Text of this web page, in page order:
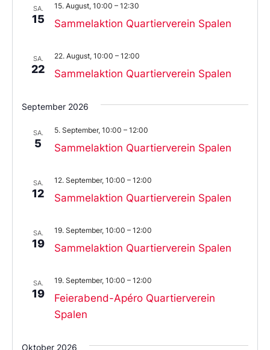
aus.
SA.
15 Sammelaktion Quartierverein Spalen
15. August, 10:00 – 12:30
SA.
22 Sammelaktion Quartierverein Spalen
22. August, 10:00 – 12:00
September 2026
SA.
5 Sammelaktion Quartierverein Spalen
5. September, 10:00 – 12:00
SA.
12 Sammelaktion Quartierverein Spalen
12. September, 10:00 – 12:00
SA.
19 Sammelaktion Quartierverein Spalen
19. September, 10:00 – 12:00
SA.
19
Feierabend-Apéro Quartierverein
Spalen
19. September, 10:00 – 12:00
Oktober 2026